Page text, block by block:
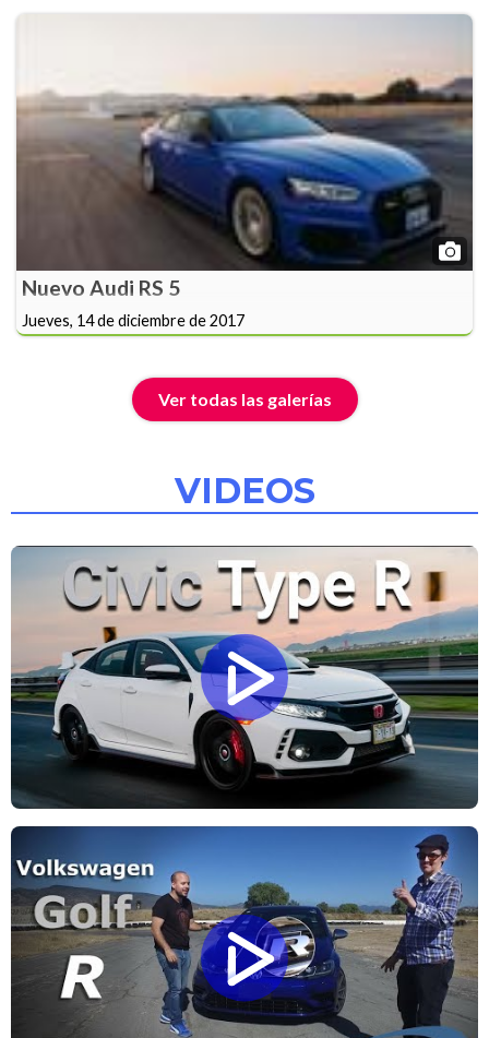
Nuevo Audi RS 5
Jueves, 14 de diciembre de 2017
Ver todas las galerías
VIDEOS